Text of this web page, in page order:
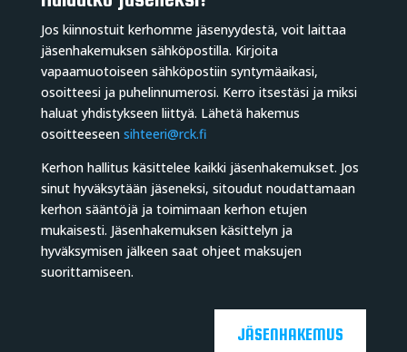
Jos kiinnostuit kerhomme jäsenyydestä, voit laittaa
jäsenhakemuksen sähköpostilla. Kirjoita
vapaamuotoiseen sähköpostiin syntymäaikasi,
osoitteesi ja puhelinnumerosi. Kerro itsestäsi ja miksi
haluat yhdistykseen liittyä. Lähetä hakemus
osoitteeseen sihteeri@rck.fi
Kerhon hallitus käsittelee kaikki jäsenhakemukset. Jos
sinut hyväksytään jäseneksi, sitoudut noudattamaan
kerhon sääntöjä ja toimimaan kerhon etujen
mukaisesti. Jäsenhakemuksen käsittelyn ja
hyväksymisen jälkeen saat ohjeet maksujen
suorittamiseen.
JÄSENHAKEMUS